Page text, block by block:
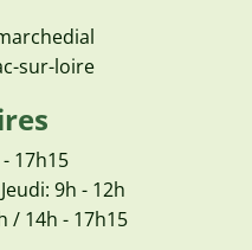
sur-loire
17h15
9h - 12h
/ 14h - 17h15